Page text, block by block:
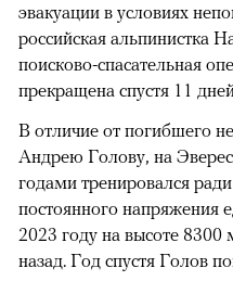
эвакуации в условиях
российская альпинистка
поисково-спасательная
прекращена спустя 11
В отличие от погибшего
Андрею Голову, на
годами тренировался
постоянного напряжения
2023 году на высоте 8300
назад. Год спустя Голов